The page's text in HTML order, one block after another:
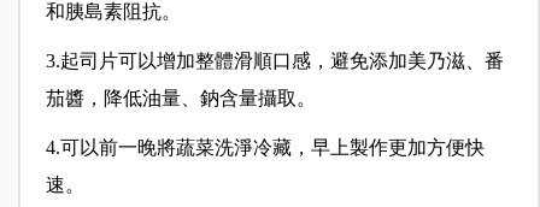
和胰島素阻抗。
3.起司片可以增加整體滑順口感，避免添加美乃滋、番
茄醬，降低油量、鈉含量攝取。
4.可以前一晚將蔬菜洗淨冷藏，早上製作更加方便快
速。